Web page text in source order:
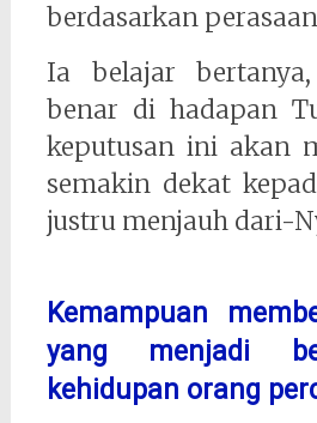
berdasarkan
Ia belajar
benar di hadapan
keputusan ini akan
semakin dekat
justru menjauh dari-
Kemampuan
yang menjadi
kehidupan orang